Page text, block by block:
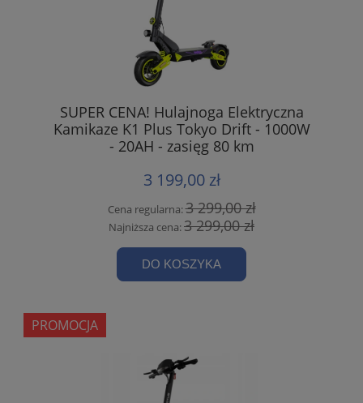
SUPER CENA! Hulajnoga Elektryczna
Kamikaze K1 Plus Tokyo Drift - 1000W
- 20AH - zasięg 80 km
3 199,00 zł
Cena regularna:3 299,00 zł
Najniższa cena:3 299,00 zł
DO KOSZYKA
PROMOCJA